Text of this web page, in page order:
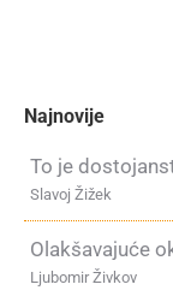
Najnovije
To je
Slavoj Žižek
Olakšavajuće
Ljubomir Živkov